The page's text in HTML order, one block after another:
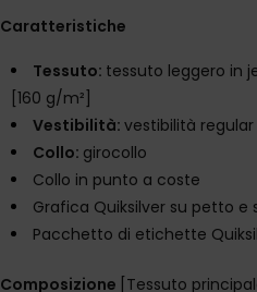
Caratteristiche
Tessuto: tessuto leggero in
[160 g/m²]
Vestibilità:vestibilità
Collo: girocollo
Collo in punto a coste
Grafica Quiksilver su petto e
Pacchetto di etichette
Composizione [Tessuto